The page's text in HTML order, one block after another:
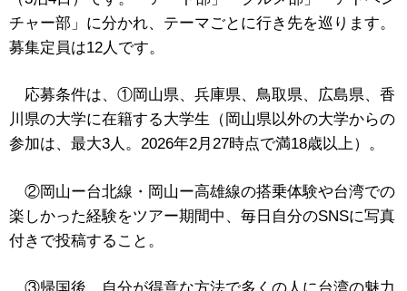
チャー部」に分かれ、テーマごとに行き先を巡ります。
募集定員は12人です。
応募条件は、①岡山県、兵庫県、鳥取県、広島県、香
川県の大学に在籍する大学生（岡山県以外の大学からの
参加は、最大3人。2026年2月27時点で満18歳以上）。
②岡山ー台北線・岡山ー高雄線の搭乗体験や台湾での
楽しかった経験をツアー期間中、毎日自分のSNSに写真
付きで投稿すること。